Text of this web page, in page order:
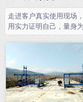
走进客户真实使用现场
用实力证明自己，量身